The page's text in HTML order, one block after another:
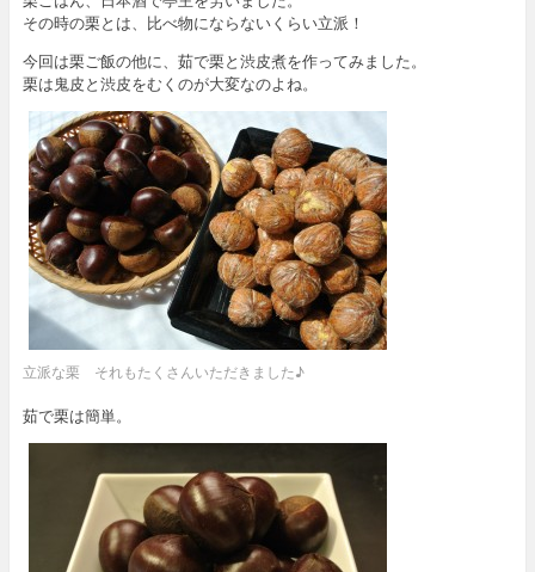
その時の栗とは、比べ物にならないくらい立派！
今回は栗ご飯の他に、茹で栗と渋皮煮を作ってみました。
栗は鬼皮と渋皮をむくのが大変なのよね。
立派な栗 それもたくさんいただきました♪
茹で栗は簡単。